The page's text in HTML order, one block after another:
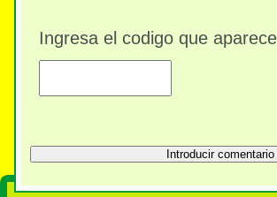
Ingresa el codigo que